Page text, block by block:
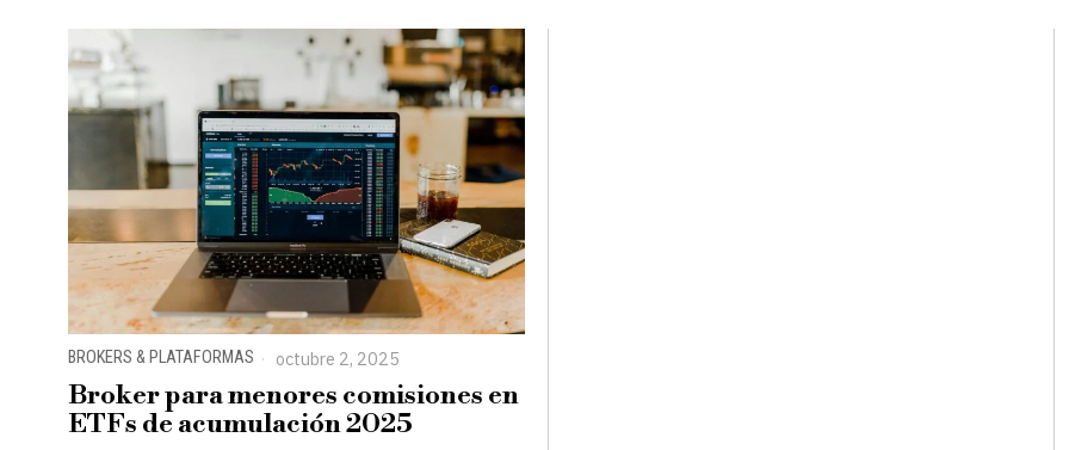
BROKERS & PLATAFORMAS octubre 2, 2025
Broker para menores comisiones en
ETFs de acumulación 2025